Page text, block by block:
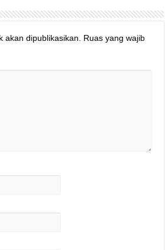
akan dipublikasikan.
Ruas yang wajib